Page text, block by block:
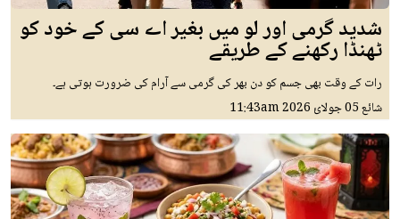
شدید گرمی اور لو میں بغیر اے سی کے خود کو
ٹھنڈا رکھنے کے طریقے
رات کے وقت بھی جسم کو دن بھر کی گرمی سے آرام کی ضرورت ہوتی ہے۔
شائع05 جولائ 2026 11:43am